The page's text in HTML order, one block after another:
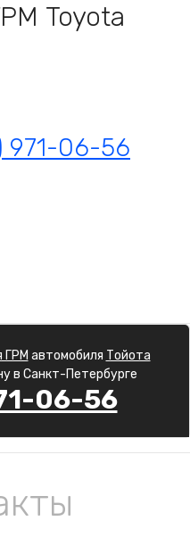
Toyota
971-06-56
ГРМ автомобиля Тойота
в Санкт-Петербурге
06-56